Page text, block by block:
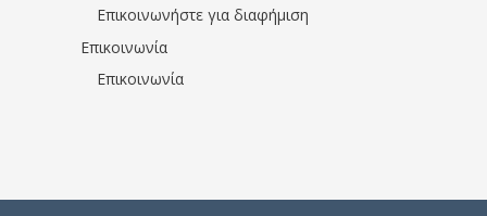
Επικοινωνήστε για διαφήμιση
Επικοινωνία
Επικοινωνία